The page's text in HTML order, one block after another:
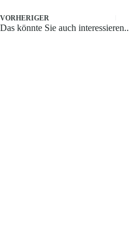
VORHERIGER
Das könnte Sie auch interessieren..